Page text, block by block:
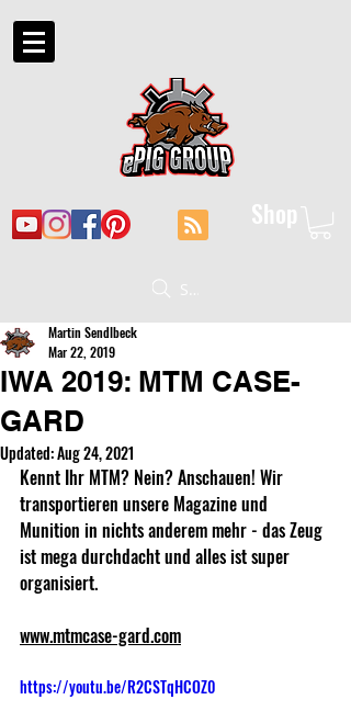
Shop
Suche
IWA 2019: MTM CASE-
GARD
Martin Sendlbeck
Mar 22, 2019
Updated:Aug 24, 2021
Kennt Ihr MTM? Nein? Anschauen! Wir
transportieren unsere Magazine und
Munition in nichts anderem mehr - das Zeug
ist mega durchdacht und alles ist super
organisiert.
www.mtmcase-gard.com
https://youtu.be/R2CSTqHCOZ0